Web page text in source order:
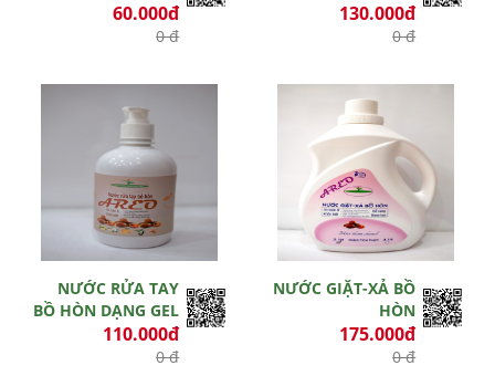
60.000đ
0 đ
130.000đ
0 đ
NƯỚC RỬA TAY
BỒ HÒN DẠNG GEL
110.000đ
0 đ
NƯỚC GIẶT-XẢ BỒ
HÒN
175.000đ
0 đ